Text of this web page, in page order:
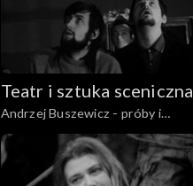
Teatr i sztuka sceniczna
Andrzej Buszewicz - próby i
fragmenty spektaklu "Dziady"